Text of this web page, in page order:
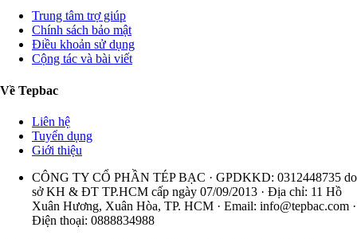
Trung tâm trợ giúp
Chính sách bảo mật
Điều khoản sử dụng
Cộng tác và bài viết
Về Tepbac
Liên hệ
Tuyển dụng
Giới thiệu
CÔNG TY CỔ PHẦN TÉP BẠC · GPDKKD: 0312448735 do
sở KH & ĐT TP.HCM cấp ngày 07/09/2013 · Địa chỉ: 11 Hồ
Xuân Hương, Xuân Hòa, TP. HCM · Email: info@tepbac.com ·
Điện thoại: 0888834988